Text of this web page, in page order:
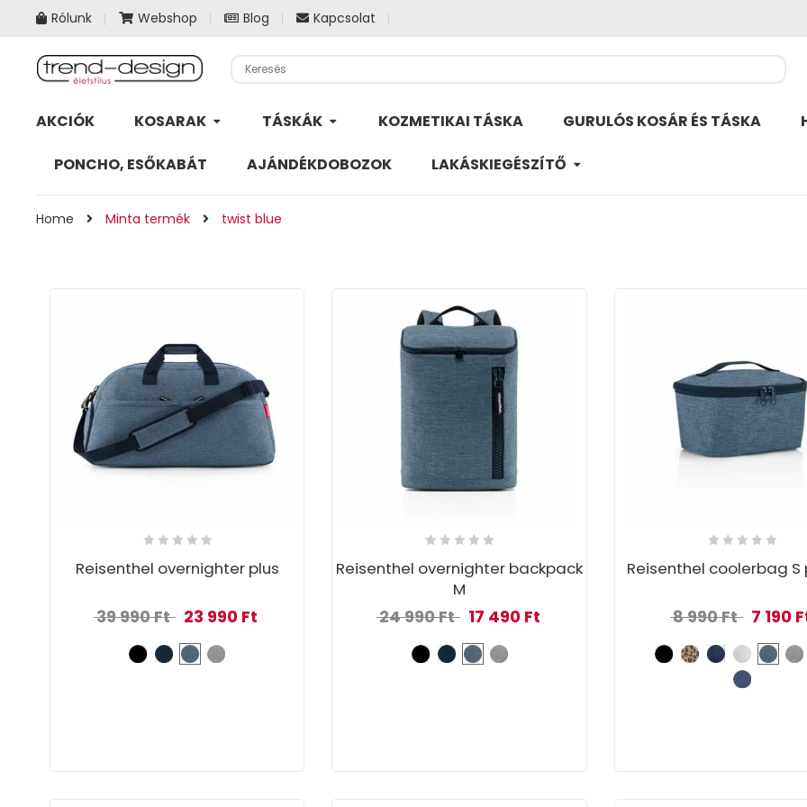
Rólunk Webshop Blog Kapcsolat
AKCIÓK KOSARAK TÁSKÁK KOZMETIKAI TÁSKA GURULÓS KOSÁR ÉS TÁSKA
PONCHO, ESŐKABÁT AJÁNDÉKDOBOZOK LAKÁSKIEGÉSZÍTŐ
Home Minta termék twist blue
Reisenthel overnighter plus
39 990Ft Original price was: 39 990 Ft.
23 990 Ft Current price is: 23 990 Ft.
Reisenthel overnighter backpack
M
24 990Ft Original price was: 24 990 Ft.
17 490 Ft Current price is: 17 490 Ft.
Reisenthel coolerbag
8 990Ft Original
7 190